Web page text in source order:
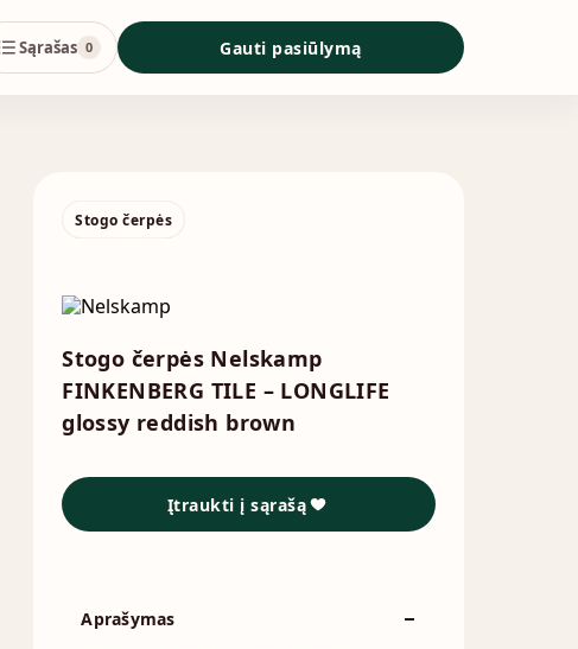
Sąrašas 0 Gauti pasiūlymą
Stogo čerpės
Stogo čerpės Nelskamp
FINKENBERG TILE – LONGLIFE
glossy reddish brown
Įtraukti į sąrašą
Aprašymas